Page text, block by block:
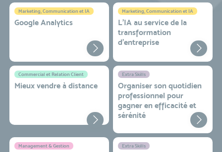
Marketing, Communication et IA
Google Analytics
Marketing, Communication et IA
L'IA au service de la
transformation
d'entreprise
Commercial et Relation Client
Mieux vendre à distance
Extra Skills
Organiser son quotidien
professionnel pour
gagner en efficacité et
sérénité
Management & Gestion Extra Skills